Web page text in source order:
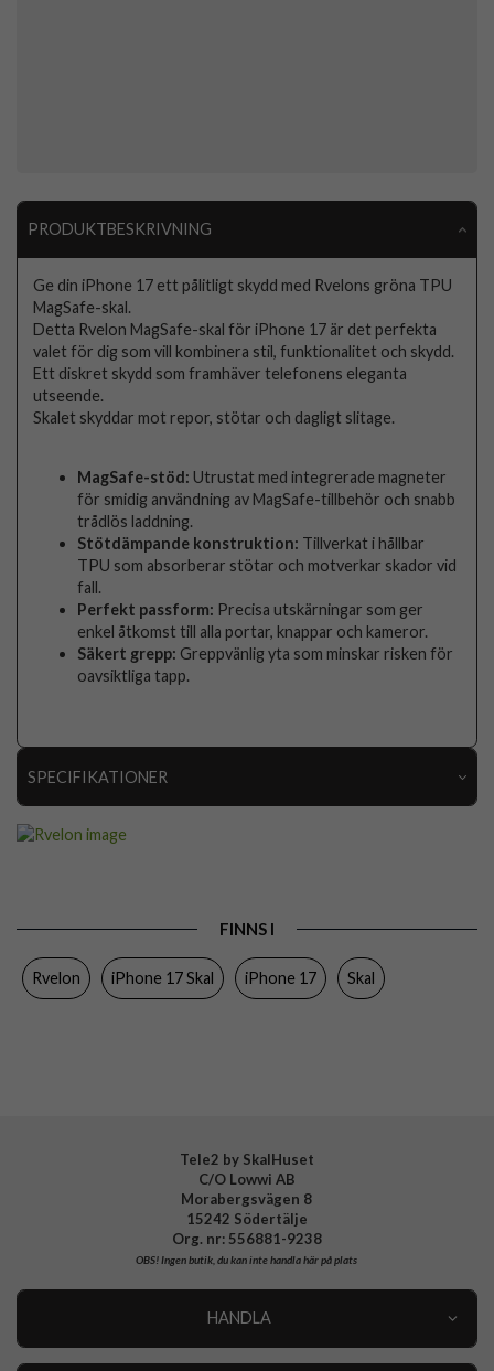
PRODUKTBESKRIVNING
Ge din iPhone 17 ett pålitligt skydd med Rvelons gröna TPU
MagSafe-skal.
Detta Rvelon MagSafe-skal för iPhone 17 är det perfekta
valet för dig som vill kombinera stil, funktionalitet och skydd.
Ett diskret skydd som framhäver telefonens eleganta
utseende.
Skalet skyddar mot repor, stötar och dagligt slitage.
MagSafe-stöd: Utrustat med integrerade magneter
för smidig användning av MagSafe-tillbehör och snabb
trådlös laddning.
Stötdämpande konstruktion: Tillverkat i hållbar
TPU som absorberar stötar och motverkar skador vid
fall.
Perfekt passform: Precisa utskärningar som ger
enkel åtkomst till alla portar, knappar och kameror.
Säkert grepp: Greppvänlig yta som minskar risken för
oavsiktliga tapp.
SPECIFIKATIONER
MagSafe-kompatibel, Stöttålig
Färg
FINNS I
Rvelon iPhone 17 Skal iPhone 17 Skal
Tele2 by SkalHuset
C/O Lowwi AB
Morabergsvägen 8
15242 Södertälje
Org. nr: 556881-9238
OBS!Ingen butik, du kan inte handla här på plats
HANDLA